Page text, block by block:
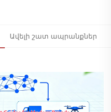
Ավելի շատ ապրանքներ